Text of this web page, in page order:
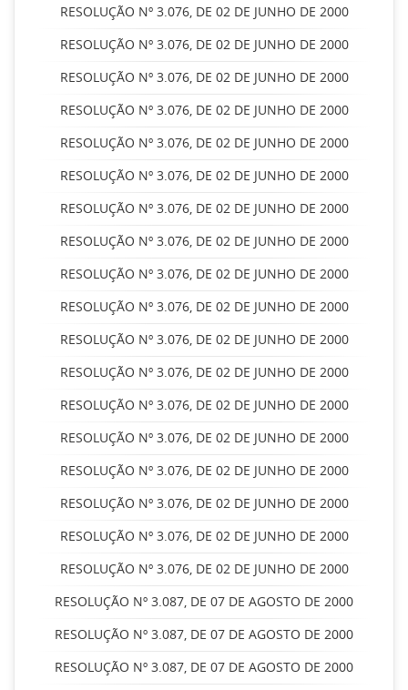
RESOLUÇÃO Nº 3.076, DE 02 DE JUNHO DE 2000
RESOLUÇÃO Nº 3.076, DE 02 DE JUNHO DE 2000
RESOLUÇÃO Nº 3.076, DE 02 DE JUNHO DE 2000
RESOLUÇÃO Nº 3.076, DE 02 DE JUNHO DE 2000
RESOLUÇÃO Nº 3.076, DE 02 DE JUNHO DE 2000
RESOLUÇÃO Nº 3.076, DE 02 DE JUNHO DE 2000
RESOLUÇÃO Nº 3.076, DE 02 DE JUNHO DE 2000
RESOLUÇÃO Nº 3.076, DE 02 DE JUNHO DE 2000
RESOLUÇÃO Nº 3.076, DE 02 DE JUNHO DE 2000
RESOLUÇÃO Nº 3.076, DE 02 DE JUNHO DE 2000
RESOLUÇÃO Nº 3.076, DE 02 DE JUNHO DE 2000
RESOLUÇÃO Nº 3.076, DE 02 DE JUNHO DE 2000
RESOLUÇÃO Nº 3.076, DE 02 DE JUNHO DE 2000
RESOLUÇÃO Nº 3.076, DE 02 DE JUNHO DE 2000
RESOLUÇÃO Nº 3.076, DE 02 DE JUNHO DE 2000
RESOLUÇÃO Nº 3.076, DE 02 DE JUNHO DE 2000
RESOLUÇÃO Nº 3.076, DE 02 DE JUNHO DE 2000
RESOLUÇÃO Nº 3.076, DE 02 DE JUNHO DE 2000
RESOLUÇÃO Nº 3.087, DE 07 DE AGOSTO DE 2000
RESOLUÇÃO Nº 3.087, DE 07 DE AGOSTO DE 2000
RESOLUÇÃO Nº 3.087, DE 07 DE AGOSTO DE 2000